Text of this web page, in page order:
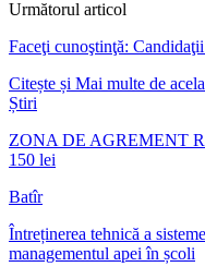
Următorul articol
Faceţi cunoştinţă:
Citește și Mai multe de
Știri
ZONA DE AGREMENT
150 lei
Batîr
Întreținerea tehnică a
managementul apei în școli